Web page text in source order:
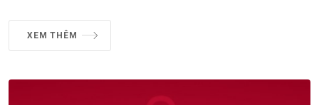
XEM THÊM